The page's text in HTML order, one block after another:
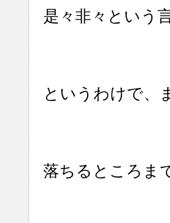
是々非々という
というわけで、
落ちるところま